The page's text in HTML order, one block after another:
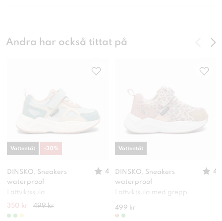
Andra har också tittat på
DINSKO, Sneakers
waterproof
4
Lättviktssula
350 kr 499 kr
Vattentät -30%
DINSKO, Sneakers
waterproof
4
Lättviktsula med grepp
499 kr
Vattentät